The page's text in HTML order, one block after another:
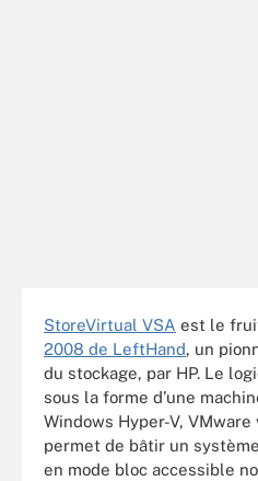
StoreVirtual VSA est le
2008 de LeftHand, un
du stockage, par HP. Le
sous la forme d’une
Windows Hyper-V,
permet de bâtir un
en mode bloc accessible